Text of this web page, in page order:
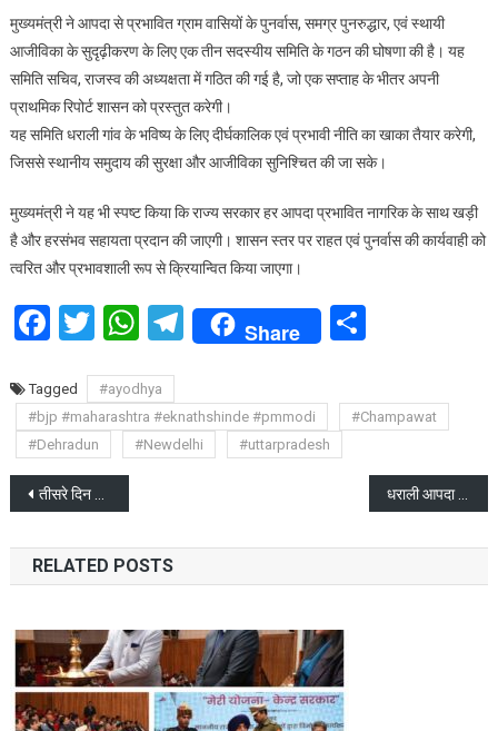
मुख्यमंत्री ने आपदा से प्रभावित ग्राम वासियों के पुनर्वास, समग्र पुनरुद्धार, एवं स्थायी
आजीविका के सुदृढ़ीकरण के लिए एक तीन सदस्यीय समिति के गठन की घोषणा की है। यह
समिति सचिव, राजस्व की अध्यक्षता में गठित की गई है, जो एक सप्ताह के भीतर अपनी
प्राथमिक रिपोर्ट शासन को प्रस्तुत करेगी।
यह समिति धराली गांव के भविष्य के लिए दीर्घकालिक एवं प्रभावी नीति का खाका तैयार करेगी,
जिससे स्थानीय समुदाय की सुरक्षा और आजीविका सुनिश्चित की जा सके।
मुख्यमंत्री ने यह भी स्पष्ट किया कि राज्य सरकार हर आपदा प्रभावित नागरिक के साथ खड़ी
है और हरसंभव सहायता प्रदान की जाएगी। शासन स्तर पर राहत एवं पुनर्वास की कार्यवाही को
त्वरित और प्रभावशाली रूप से क्रियान्वित किया जाएगा।
Facebook
Twitter
WhatsApp
Telegram
Share Share
Tagged
#ayodhya
#bjp #maharashtra #eknathshinde #pmmodi
#Champawat
#Dehradun
#Newdelhi #uttarpradesh
Post
navigation
तीसरे दिन भी आपदा प्रभावित क्षेत्र में प्रभावितों के बीच डटे रहे सीएम धामी धराली आपदा पीड़ितों के साथ खड़ी है केंद्र सरकार: केंद्र मंत्री आठवले
RELATED POSTS